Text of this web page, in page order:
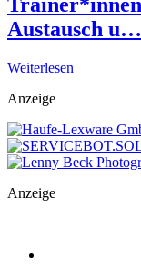
Austausch u…
Weiterlesen
Anzeige
Anzeige